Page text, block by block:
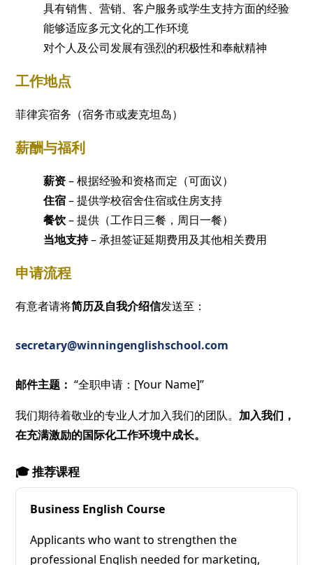
具有销售、营销、客户服务或学生支持方面的经验
能够适应多元文化的工作环境
对个人及公司发展有强烈的积极性和奉献精神
工作地点
菲律宾宿务（宿务市或麦克坦岛）
薪酬与福利
薪资– 根据经验和资格而定（可面议）
住宿– 提供学校宿舍住宿或住房支持
餐饮– 提供（工作日三餐，周日一餐）
当地支持– 承担签证延期费用及其他相关费用
申请流程
有意者请将简历及自我介绍信发送至：
secretary@winningenglishschool.com
邮件主题： “全职申请：[Your Name]”
我们期待着敬业的专业人才加入我们的团队。 加入我们，
在充满激励的国际化工作环境中成长。
🎓 推荐课程
Business English Course
Applicants who want to strengthen the
professional English needed for marketing,